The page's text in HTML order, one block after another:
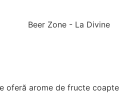
arome de fructe